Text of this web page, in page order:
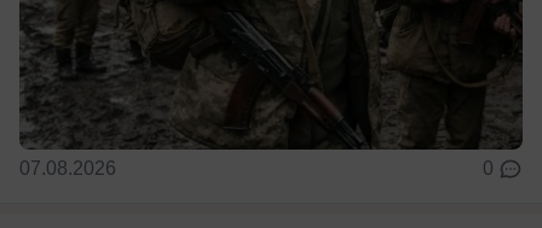
07.08.2026 0